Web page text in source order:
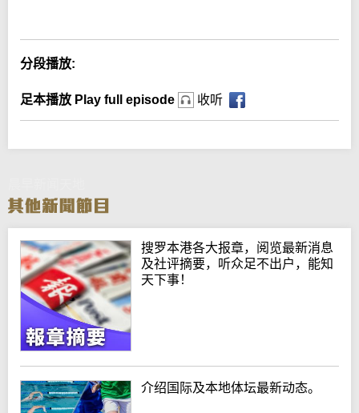
分段播放:
足本播放 Play full episode 收听
搜罗本港各大报章，阅览最新消息
及社评摘要，听众足不出户，能知
天下事！
介绍国际及本地体坛最新动态。